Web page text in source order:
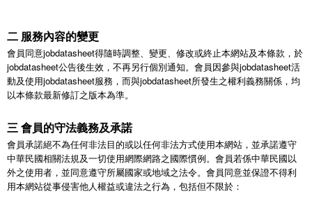
二 服務內容的變更
會員同意jobdatasheet得隨時調整、變更、修改或終止本網站及本條款，於
jobdatasheet公告後生效，不再另行個別通知。會員因參與jobdatasheet活
動及使用jobdatasheet服務，而與jobdatasheet所發生之權利義務關係，均
以本條款最新修訂之版本為準。
三 會員的守法義務及承諾
會員承諾絕不為任何非法目的或以任何非法方式使用本網站，並承諾遵守
中華民國相關法規及一切使用網際網路之國際慣例。會員若係中華民國以
外之使用者，並同意遵守所屬國家或地域之法令。會員同意並保證不得利
用本網站從事侵害他人權益或違法之行為，包括但不限於：